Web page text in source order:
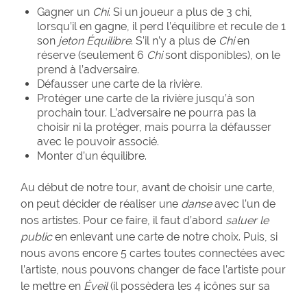
Gagner un Chi. Si un joueur a plus de 3 chi,
lorsqu’il en gagne, il perd l’équilibre et recule de 1
son jeton Équilibre. S’il n’y a plus de Chien
réserve (seulement 6 Chisont disponibles), on le
prend à l’adversaire.
Défausser une carte de la rivière.
Protéger une carte de la rivière jusqu’à son
prochain tour. L’adversaire ne pourra pas la
choisir ni la protéger, mais pourra la défausser
avec le pouvoir associé.
Monter d’un équilibre.
Au début de notre tour, avant de choisir une carte,
on peut décider de réaliser une danseavec l’un de
nos artistes. Pour ce faire, il faut d’abord saluer le
publicen enlevant une carte de notre choix. Puis, si
nous avons encore 5 cartes toutes connectées avec
l’artiste, nous pouvons changer de face l’artiste pour
le mettre en Éveil(il possèdera les 4 icônes sur sa